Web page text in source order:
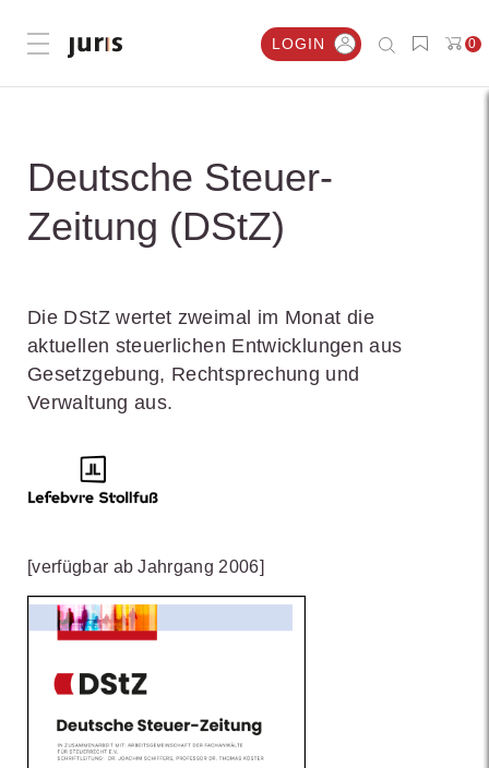
Menü öffnen LOGIN 0
Deutsche Steuer-
Zeitung (DStZ)
Die DStZ wertet zweimal im Monat die
aktuellen steuerlichen Entwicklungen aus
Gesetzgebung, Rechtsprechung und
Verwaltung aus.
[verfügbar ab Jahrgang 2006]